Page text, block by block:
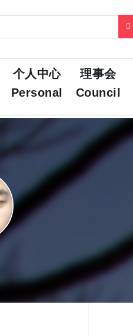
个人中心
Personal
理事会
Council